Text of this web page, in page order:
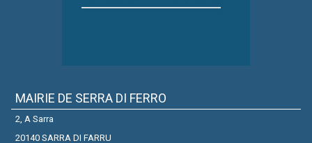
MAIRIE DE SERRA DI FERRO
2, A Sarra
20140 SARRA DI FARRU